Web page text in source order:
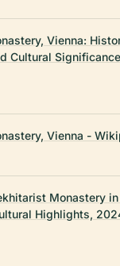
Vienna:
Cultural
Vienna -
Monastery in
Highlights,